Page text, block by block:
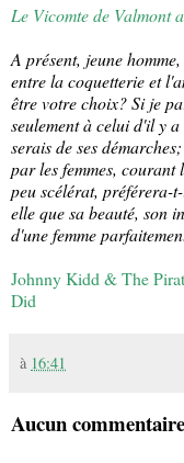
Le Vicomte de Valmont
A présent, jeune
entre la coquetterie et
être votre choix? Si je
seulement à celui d'il y
serais de ses
par les femmes, courant
peu scélérat, préférera-
elle que sa beauté, son
d'une femme
Johnny Kidd & The
Did
à 16:41
Aucun